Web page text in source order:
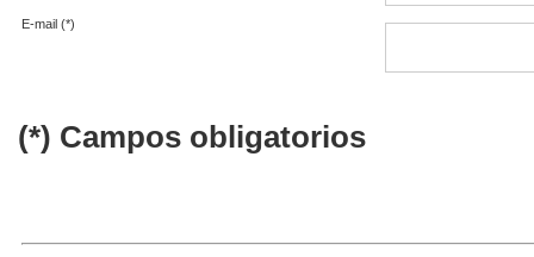
E-mail (*)
(*) Campos obligatorios